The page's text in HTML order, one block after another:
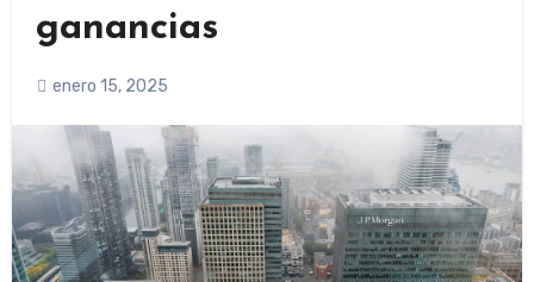
ganancias
enero 15, 2025